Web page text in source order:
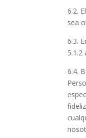
6.2.
sea
6.3.
6.4.